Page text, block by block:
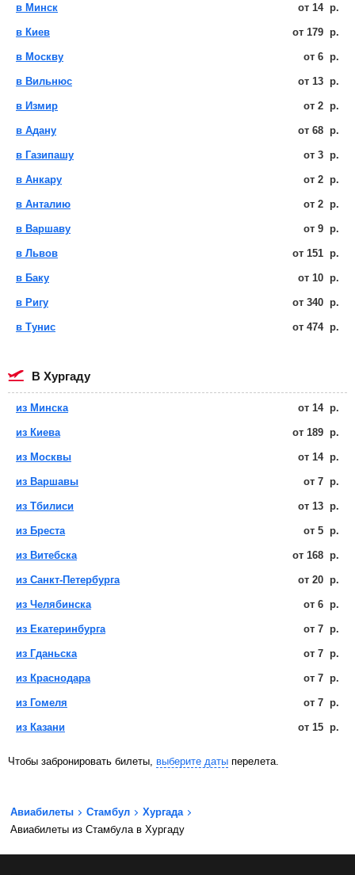
в Минск от 14 р.
в Киев от 179 р.
в Москву от 6 р.
в Вильнюс от 13 р.
в Измир от 2 р.
в Адану от 68 р.
в Газипашу от 3 р.
в Анкару от 2 р.
в Анталию от 2 р.
в Варшаву от 9 р.
в Львов от 151 р.
в Баку от 10 р.
в Ригу от 340 р.
в Тунис от 474 р.
в Хургаду
из Минска от 14 р.
из Киева от 189 р.
из Москвы от 14 р.
из Варшавы от 7 р.
из Тбилиси от 13 р.
из Бреста от 5 р.
из Витебска от 168 р.
из Санкт-Петербурга от 20 р.
из Челябинска от 6 р.
из Екатеринбурга от 7 р.
из Гданьска от 7 р.
из Краснодара от 7 р.
из Гомеля от 7 р.
из Казани от 15 р.
Чтобы забронировать билеты, выберите даты перелета.
Авиабилеты Стамбул
Хургада
Авиабилеты из Стамбула в Хургаду